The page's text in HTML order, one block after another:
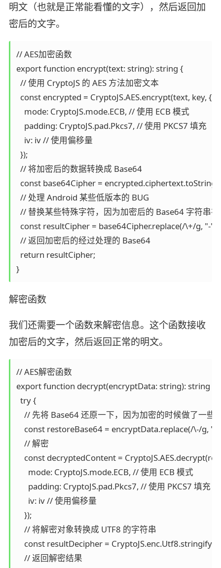
明文（也就是正常能看懂的文字），然后返回加
密后的文字。
// AES加密函数
export function encrypt(text: string): string {
  // 使用 CryptoJS 的 AES 方法加密文本
  const encrypted = CryptoJS.AES.encrypt(text, key, {
    mode: CryptoJS.mode.ECB, // 使用 ECB 模式
    padding: CryptoJS.pad.Pkcs7, // 使用 PKCS7 填充
    iv: iv // 使用偏移量
  });
  // 将加密后的数据转换成 Base64
const base64Cipher =
  // 处理 Android 某些低版本的 BUG
// 替换某些特殊字符，因为加密后的 Base64 字符串
const resultCipher = base64Cipher.replace(/\+/g, "-
  // 返回加密后的经过处理的 Base64
  return resultCipher;
}
解密函数
我们还需要一个函数来解密信息。这个函数接收
加密后的文字，然后返回正常的明文。
// AES解密函数
export function decrypt(encryptData: string): string {
  try {
// 先将 Base64 还原一下，因为加密的时候做了一些
const restoreBase64 = encryptData.replace(/\-/g,
    // 解密
const decryptedContent =
      mode: CryptoJS.mode.ECB, // 使用 ECB 模式
      padding: CryptoJS.pad.Pkcs7, // 使用 PKCS7 填充
      iv: iv // 使用偏移量
    });
    // 将解密对象转换成 UTF8 的字符串
const resultDecipher =
    // 返回解密结果